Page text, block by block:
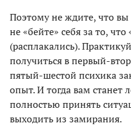
Поэтому не ждите, что вы
не «бейте» себя за то,
(расплакались).
получиться в первый-
пятый-шестой психика
опыт. И тогда вам станет
полностью принять
выходить из замирания.